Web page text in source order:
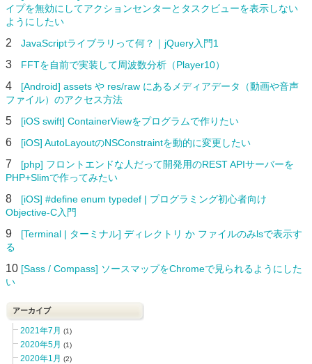
イプを無効にしてアクションセンターとタスクビューを表示しない
ようにしたい
2 JavaScriptライブラリって何？｜jQuery入門1
3 FFTを自前で実装して周波数分析（Player10）
4
[Android] assets や res/raw にあるメディアデータ（動画や音声
ファイル）のアクセス方法
5 [iOS swift] ContainerViewをプログラムで作りたい
6 [iOS] AutoLayoutのNSConstraintを動的に変更したい
7
[php] フロントエンドな人だって開発用のREST APIサーバーを
PHP+Slimで作ってみたい
8
[iOS] #define enum typedef | プログラミング初心者向け
Objective-C入門
9
[Terminal | ターミナル] ディレクトリ か ファイルのみlsで表示す
る
10 [Sass / Compass] ソースマップをChromeで見られるようにした
い
アーカイブ
2021年7月 (1)
2020年5月 (1)
2020年1月 (2)